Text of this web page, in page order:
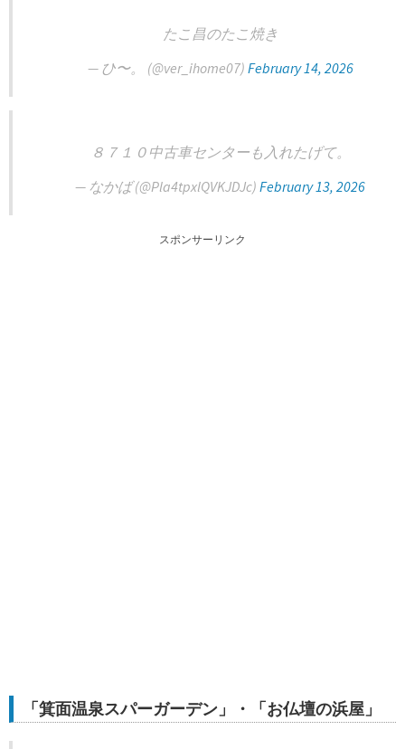
たこ昌のたこ焼き
— ひ〜。 (@ver_ihome07) February 14, 2026
８７１０中古車センターも入れたげて。
— なかば (@Pla4tpxlQVKJDJc) February 13, 2026
スポンサーリンク
「箕面温泉スパーガーデン」・「お仏壇の浜屋」